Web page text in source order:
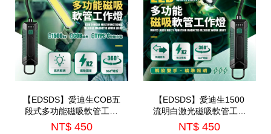
【EDSDS】愛迪生COB五
段式多功能磁吸軟管工作
燈(EDS-G873)
NT$ 450
【EDSDS】愛迪生1500
流明白激光磁吸軟管工作
燈(EDS-G872)
NT$ 450